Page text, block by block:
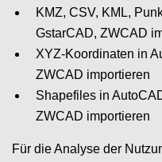
KMZ, CSV, KML,
GstarCAD, ZWCAD
XYZ-Koordinaten in
ZWCAD importieren
Shapefiles in
ZWCAD importieren
Für die Analyse der